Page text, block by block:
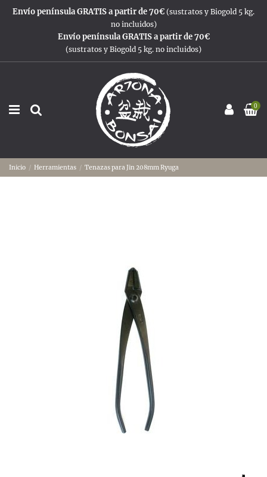
Envío península GRATIS a partir de 70€ (sustratos y Biogold 5 kg.
no incluidos)
Envío península GRATIS a partir de 70€
(sustratos y Biogold 5 kg. no incluidos)
0
Inicio Herramientas Tenazas para Jin 208mm Ryuga